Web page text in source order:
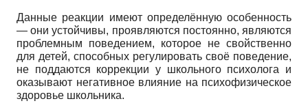
Данные реакции имеют определённую особенность
— они устойчивы, проявляются постоянно, являются
проблемным поведением, которое не свойственно
для детей, способных регулировать своё поведение,
не поддаются коррекции у школьного психолога и
оказывают негативное влияние на психофизическое
здоровье школьника.